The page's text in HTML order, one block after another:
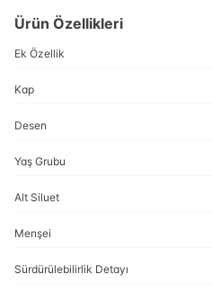
Ürün Özellikleri
Ek Özellik
Kap
Desen
Yaş Grubu
Alt Siluet
Menşei
Sürdürülebilirlik Detayı